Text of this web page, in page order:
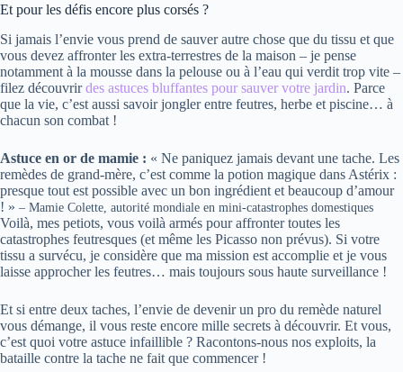
Et pour les défis encore plus corsés ?
Si jamais l’envie vous prend de sauver autre chose que du tissu et que
vous devez affronter les extra-terrestres de la maison – je pense
notamment à la mousse dans la pelouse ou à l’eau qui verdit trop vite –
filez découvrirdes astuces bluffantes pour sauver votre jardin. Parce
que la vie, c’est aussi savoir jongler entre feutres, herbe et piscine… à
chacun son combat !
Astuce en or de mamie : « Ne paniquez jamais devant une tache. Les
remèdes de grand-mère, c’est comme la potion magique dans Astérix :
presque tout est possible avec un bon ingrédient et beaucoup d’amour
! » – Mamie Colette, autorité mondiale en mini-catastrophes domestiques
Voilà, mes petiots, vous voilà armés pour affronter toutes les
catastrophes feutresques (et même les Picasso non prévus). Si votre
tissu a survécu, je considère que ma mission est accomplie et je vous
laisse approcher les feutres… mais toujours sous haute surveillance !
Et si entre deux taches, l’envie de devenir un pro du remède naturel
vous démange, il vous reste encore mille secrets à découvrir. Et vous,
c’est quoi votre astuce infaillible ? Racontons-nous nos exploits, la
bataille contre la tache ne fait que commencer !